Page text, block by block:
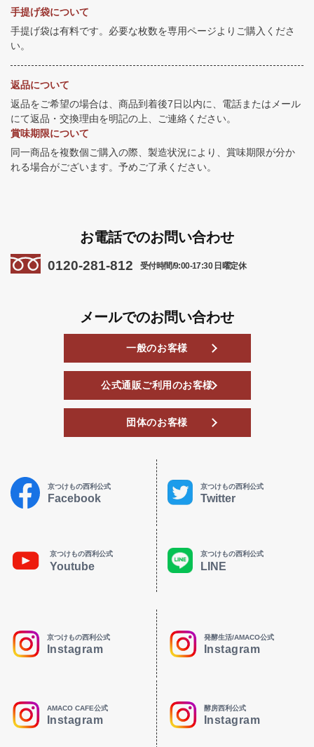
手提げ袋について
手提げ袋は有料です。必要な枚数を専用ページよりご購入くださ
い。
返品について
返品をご希望の場合は、商品到着後7日以内に、電話またはメール
にて返品・交換理由を明記の上、ご連絡ください。
賞味期限について
同一商品を複数個ご購入の際、製造状況により、賞味期限が分か
れる場合がございます。予めご了承ください。
お電話でのお問い合わせ
0120-281-812 受付時間/9:00-17:30 日曜定休
メールでのお問い合わせ
一般のお客様
公式通販ご利用のお客様
団体のお客様
京つけもの西利公式
Facebook
京つけもの西利公式
Twitter
京つけもの西利公式
Youtube
京つけもの西利公式
LINE
京つけもの西利公式
Instagram
発酵生活/AMACO公式
Instagram
AMACO CAFE公式
Instagram
酵房西利公式
Instagram